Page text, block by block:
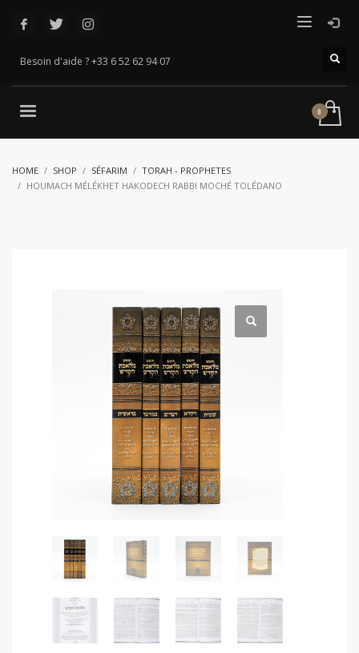
Besoin d'aide ? +33 6 52 62 94 07
HOME SHOP SÉFARIM
TORAH - PROPHETES
HOUMACH MÉLÉKHET HAKODECH RABBI MOCHÉ TOLÉDANO